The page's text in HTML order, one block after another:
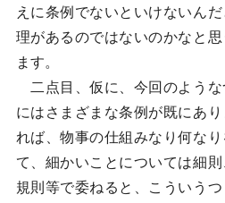
えに条例でないといけないん
理があるのではないのかなと
ます。
二点目、仮に、今回のよう
にはさまざまな条例が既にあ
れば、物事の仕組みなり何な
て、細かいことについては細則
規則等で委ねると、こういう